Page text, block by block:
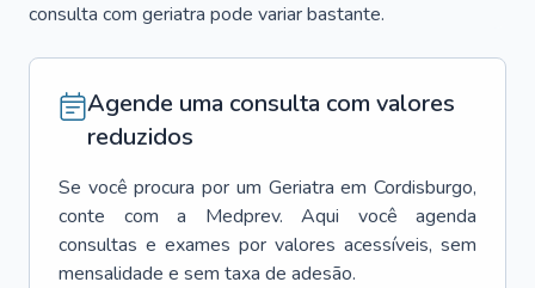
consulta com geriatra pode variar bastante.
Agende uma consulta com valores
reduzidos
Se você procura por um Geriatra em Cordisburgo,
conte com a Medprev. Aqui você agenda
consultas e exames por valores acessíveis, sem
mensalidade e sem taxa de adesão.